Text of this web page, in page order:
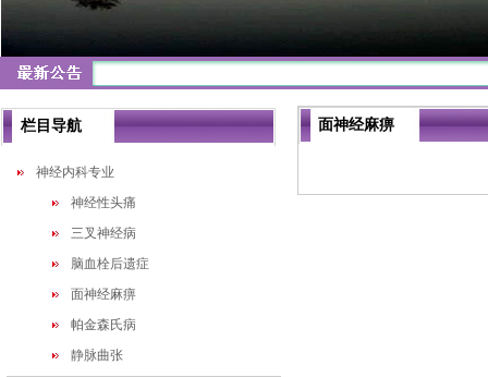
栏目导航
神经内科专业
神经性头痛
三叉神经病
脑血栓后遗症
面神经麻痹
帕金森氏病
静脉曲张
面神经麻痹